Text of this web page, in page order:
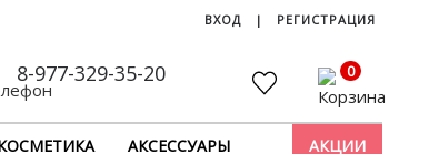
ВХОД | РЕГИСТРАЦИЯ
8-977-329-35-20 0
АКСЕССУАРЫ АКЦИИ